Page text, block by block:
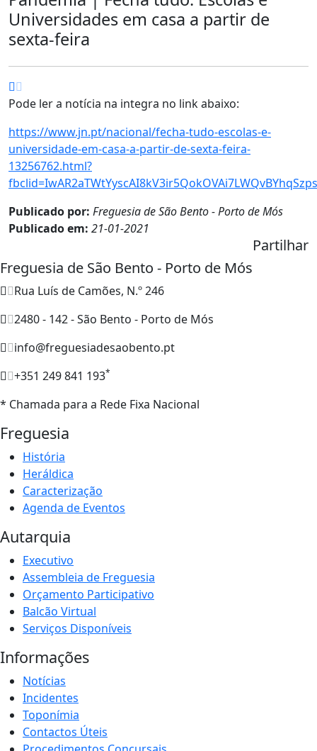
Universidades em casa a partir de
sexta-feira
Pode ler a notícia na integra no link abaixo:
https://www.jn.pt/nacional/fecha-tudo-escolas-e-
universidade-em-casa-a-partir-de-sexta-feira-
13256762.html?
Publicado por: Freguesia de São Bento - Porto de Mós
Publicado em: 21-01-2021
Partilhar
Freguesia de São Bento - Porto de Mós
Rua Luís de Camões, N.º 246
2480 - 142 - São Bento - Porto de Mós
info@freguesiadesaobento.pt
+351 249 841 193*
* Chamada para a Rede Fixa Nacional
Freguesia
História
Heráldica
Caracterização
Agenda de Eventos
Autarquia
Executivo
Assembleia de Freguesia
Orçamento Participativo
Balcão Virtual
Serviços Disponíveis
Informações
Notícias
Incidentes
Toponímia
Contactos Úteis